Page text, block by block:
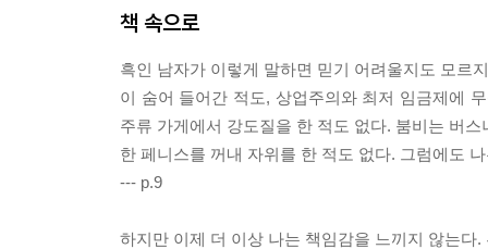
책 속으로
흑인 남자가 이렇게 말하면 믿기 어려울지도 모르
이 숨어 들어간 적도, 상업주의와 최저 임금제에
주류 가게에서 강도질을 한 적도 없다. 붐비는 버
한 페니스를 꺼내 자위를 한 적도 없다. 그럼에도
--- p.9
하지만 이제 더 이상 나는 책임감을 느끼지 않는